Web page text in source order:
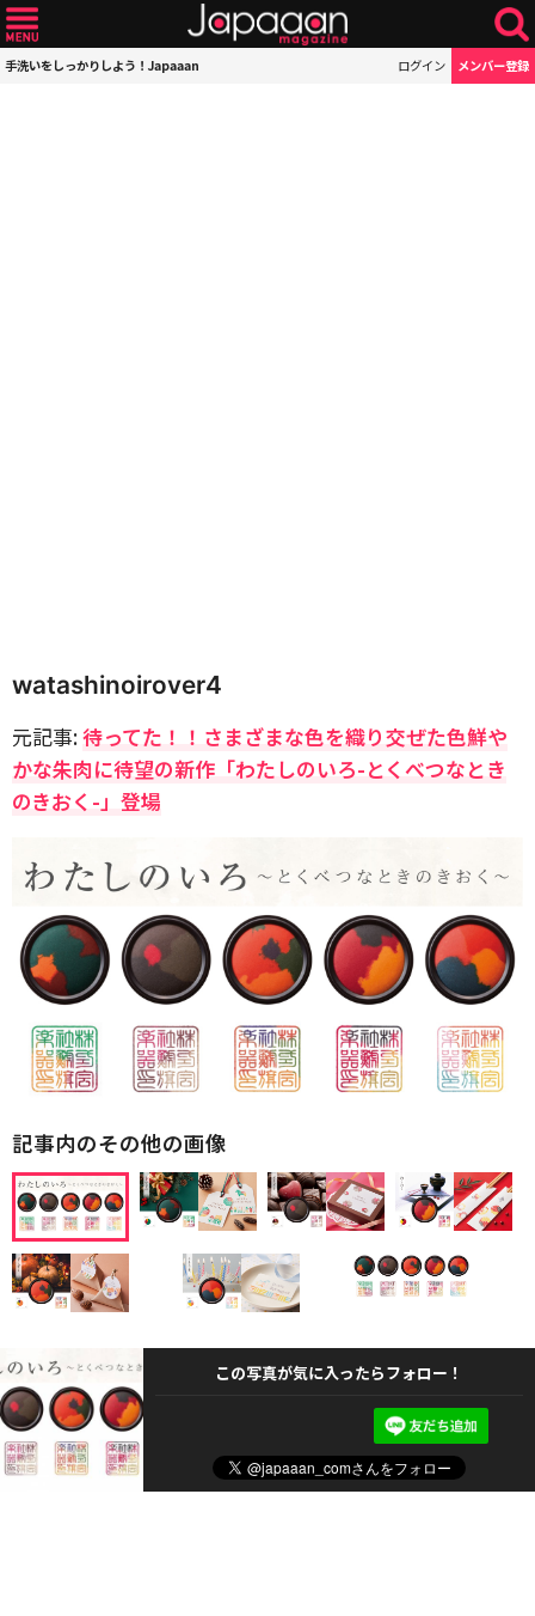
手洗いをしっかりしよう！Japaaan ログイン メンバー登録
watashinoirover4
元記事:待ってた！！さまざまな色を織り交ぜた色鮮や
かな朱肉に待望の新作「わたしのいろ-とくべつなとき
のきおく-」登場
記事内のその他の画像
この写真が気に入ったらフォロー！